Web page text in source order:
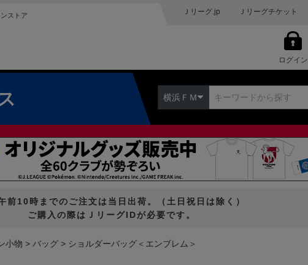
ストア Ｊリーグ.jp Ｊリーグチケット
ログイン
横浜ＦＭ
前10時までのご注文は当日出荷。（土日祝日は除く）
ご購入の際はＪリーグIDが必要です。
小物 バッグ ショルダーバッグ＜エンブレム＞